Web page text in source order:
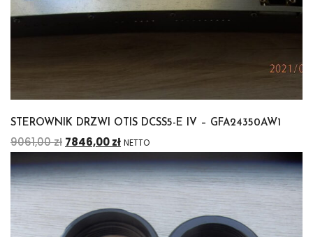
STEROWNIK DRZWI OTIS DCSS5-E IV – GFA24350AW1
9061,00zł 7846,00zł NETTO